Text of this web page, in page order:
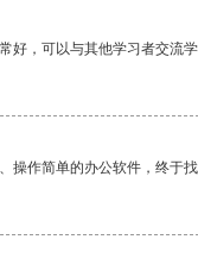
好，可以与其他学习者交流学
操作简单的办公软件，终于